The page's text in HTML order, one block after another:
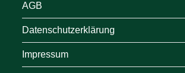
AGB
Datenschutzerklärung
Impressum